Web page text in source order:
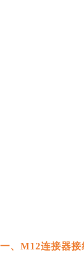
一、M12连接器接